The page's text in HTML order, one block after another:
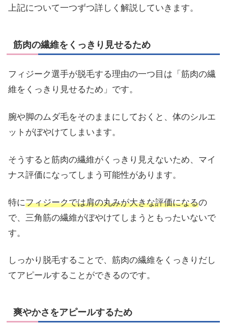
上記について一つずつ詳しく解説していきます。
筋肉の繊維をくっきり見せるため
フィジーク選手が脱毛する理由の一つ目は「筋肉の繊
維をくっきり見せるため」です。
腕や脚のムダ毛をそのままにしておくと、体のシルエ
ットがぼやけてしまいます。
そうすると筋肉の繊維がくっきり見えないため、マイ
ナス評価になってしまう可能性があります。
特にフィジークでは肩の丸みが大きな評価になるの
で、三角筋の繊維がぼやけてしまうともったいないで
す。
しっかり脱毛することで、筋肉の繊維をくっきりだし
てアピールすることができるのです。
爽やかさをアピールするため